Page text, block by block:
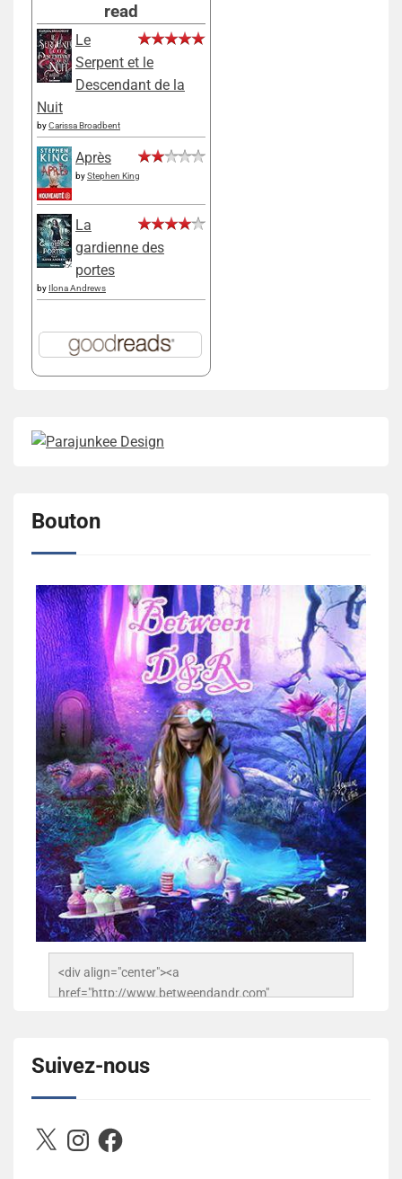
read
Le
Serpent et le
Descendant de la
Nuit
byCarissa Broadbent
Après
byStephen King
La
gardienne des
portes
by Ilona Andrews
Bouton
<div align="center"><a
href="http://www.betweendandr.com"
503716673157532-2788222864243652657-n.jpg"
alt="Between D&R" style="border:none;" /></a>
</div>
Suivez-nous
X InstagramFacebook